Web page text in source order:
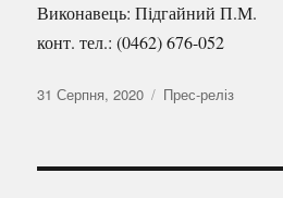
Виконавець: Підгайний П.М.
конт. тел.: (0462) 676-052
Оприлюднено
31 Серпня, 2020 Категорії
Прес-реліз